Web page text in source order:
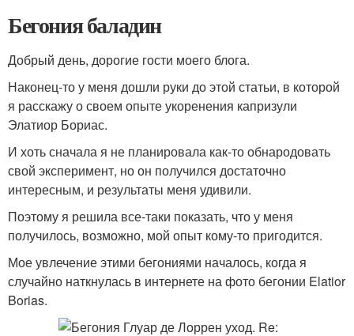
Бегония баладин
Добрый день, дорогие гости моего блога.
Наконец-то у меня дошли руки до этой статьи, в которой
я расскажу о своем опыте укоренения капризули
Элатиор Бориас.
И хоть сначала я не планировала как-то обнародовать
свой эксперимент, но он получился достаточно
интересным, и результаты меня удивили.
Поэтому я решила все-таки показать, что у меня
получилось, возможно, мой опыт кому-то пригодится.
Мое увлечение этими бегониями началось, когда я
случайно наткнулась в интернете на фото бегонии Elatior
Borias.